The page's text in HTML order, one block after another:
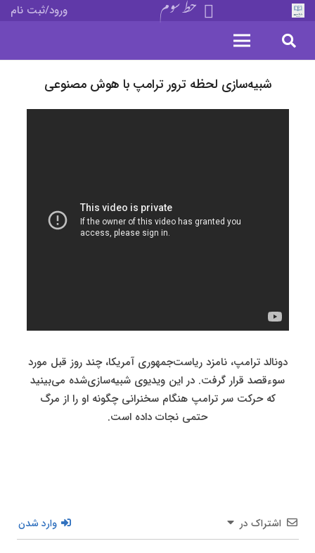
خط سوم ورود/ثبت نام
شبیه‌سازی لحظه ترور ترامپ با هوش مصنوعی
دونالد ترامپ، نامزد ریاست‌جمهوری آمریکا، چند روز قبل مورد
سوءقصد قرار گرفت. در این ویدیوی شبیه‌سازی‌شده می‌بینید
که حرکت سر ترامپ هنگام سخنرانی چگونه او را از مرگ
حتمی نجات داده است.
اشتراک در وارد شدن